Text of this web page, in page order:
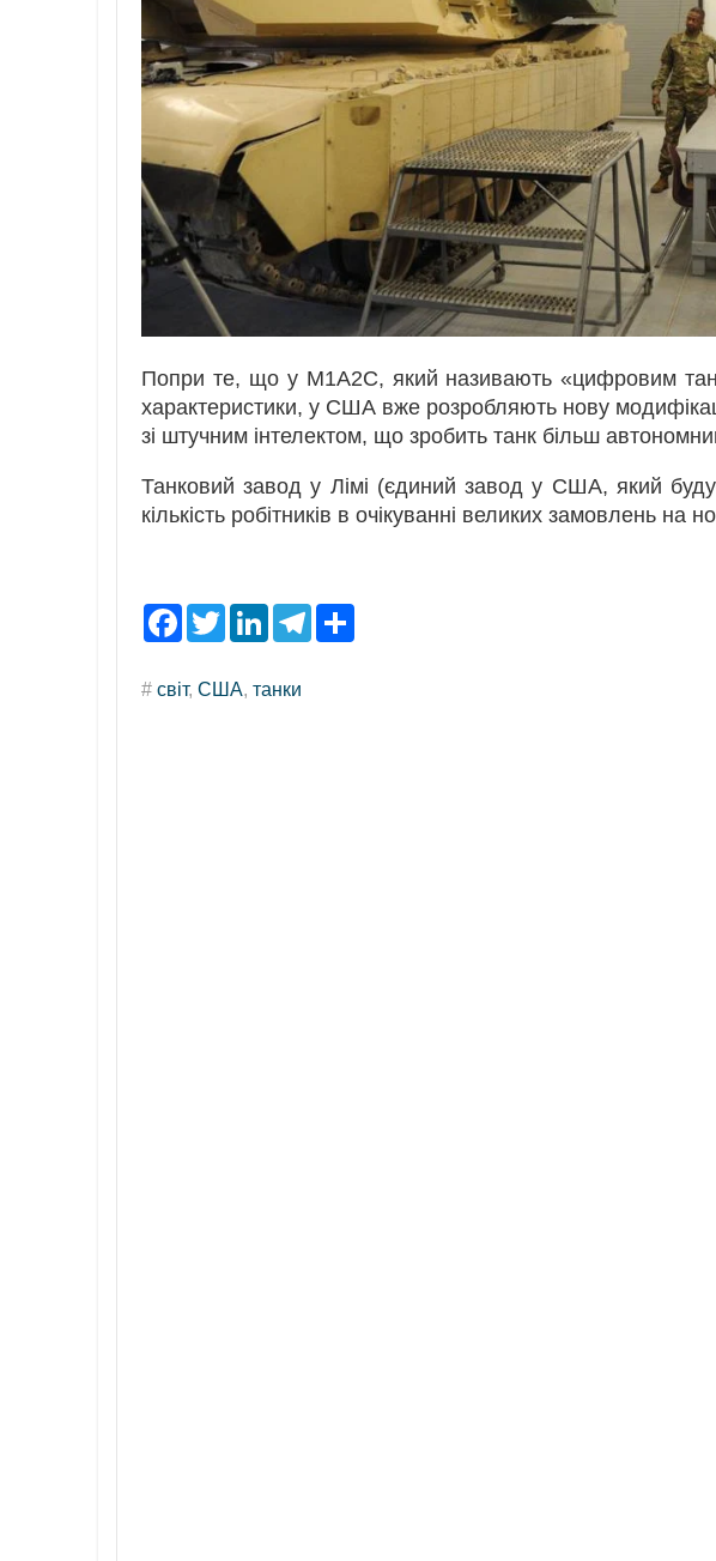
Попри те, що у M1A2C, який називають «цифровим
характеристики, у США вже розробляють нову
зі штучним інтелектом, що зробить танк більш
Танковий завод у Лімі (єдиний завод у США, який
кількість робітників в очікуванні великих замовлень на
F
a
b
T
w
t
L
e
T
# світ, США, танки